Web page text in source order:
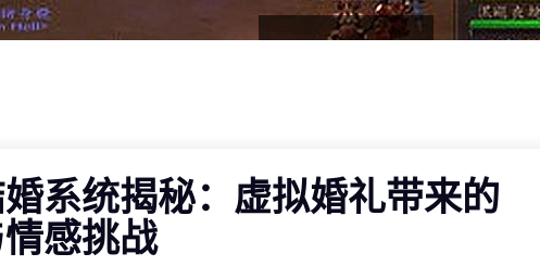
系统揭秘：虚拟婚礼带来的
感挑战